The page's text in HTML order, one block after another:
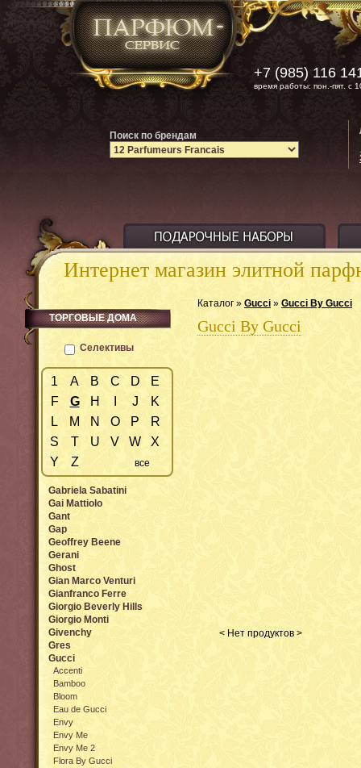
Интернет магазин элитной
Каталог » Gucci » Gucci By Gucci
Gucci By Gucci
< Нет продуктов >
ТОРГОВЫЕ ДОМА
Селективы
1 A B C D
E
F
G H J
K
L
M N O P
R
S
T U V W
X
Y
Z все
Gabriela Sabatini
Gai Mattiolo
Gant
Gap
Geoffrey Beene
Gerani
Ghost
Gian Marco Venturi
Gianfranco Ferre
Giorgio Beverly Hills
Giorgio Monti
Givenchy
Gres
Gucci
Accenti
Bamboo
Bloom
Eau de Gucci
Envy
Envy Me
Envy Me 2
Flora By Gucci
+7 (985) 116
время работы: пон.-пят. с
Поиск по брендам